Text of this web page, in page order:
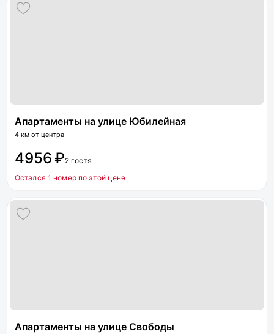
Апартаменты на улице Юбилейная
4 км от центра
4956 ₽2 гостя
Остался 1 номер по этой цене
Апартаменты на улице Свободы